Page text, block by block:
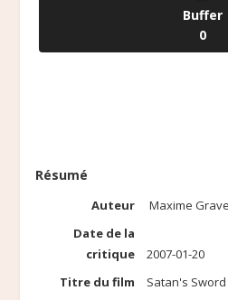
Buffer
0
Résumé
Auteur
Maxime Grave
Date de la
critique
2007-01-20
Titre du film
Satan's